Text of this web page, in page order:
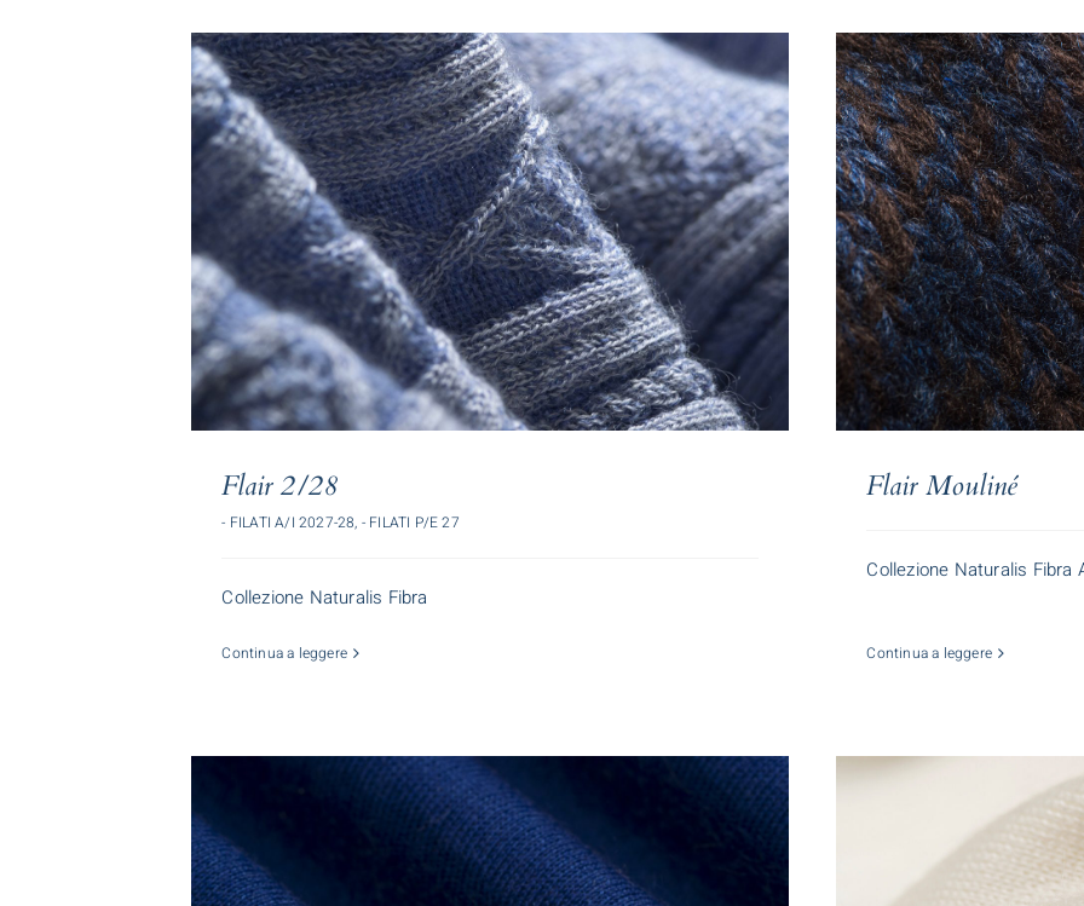
Flair 2/28
- FILATI A/I 2027-28, - FILATI P/E 27
Collezione Naturalis Fibra
Continua a leggere
Flair Mouliné
Collezione Naturalis Fibra
Continua a leggere